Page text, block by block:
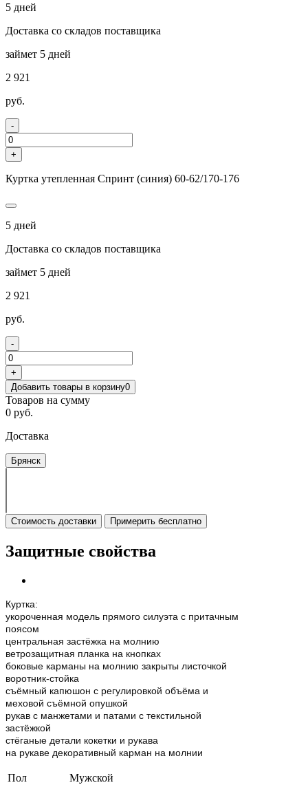
5 дней
Доставка со складов поставщика
займет 5 дней
2 921
руб.
-
+
Куртка утепленная Спринт (синия) 60-62/170-176
5 дней
Доставка со складов поставщика
займет 5 дней
2 921
руб.
-
+
Добавить товары в корзину0
Товаров на сумму
0 руб.
Доставка
Брянск
Стоимость доставки Примерить бесплатно
Защитные свойства
Куртка:
укороченная модель прямого силуэта с притачным
поясом
центральная застёжка на молнию
ветрозащитная планка на кнопках
боковые карманы на молнию закрыты листочкой
воротник-стойка
съёмный капюшон с регулировкой объёма и
меховой съёмной опушкой
рукав с манжетами и патами с текстильной
застёжкой
стёганые детали кокетки и рукава
на рукаве декоративный карман на молнии
Пол Мужской